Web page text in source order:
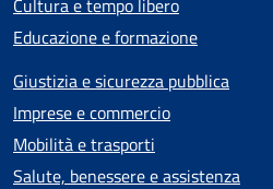
Educazione e formazione
Giustizia e sicurezza pubblica
Imprese e commercio
Mobilità e trasporti
Salute, benessere e assistenza